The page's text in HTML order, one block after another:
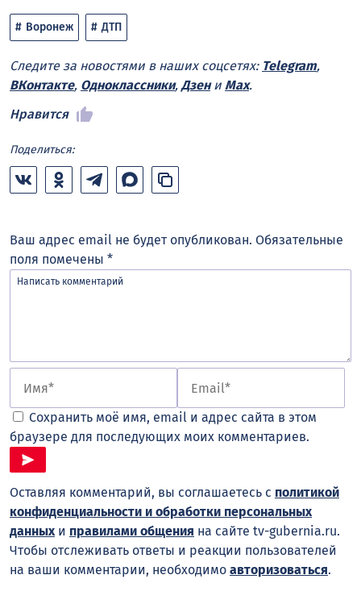
Воронеж ДТП
Следите за новостями в наших соцсетях: Telegram,
ВКонтакте, Одноклассники, Дзени Max.
Нравится
Поделиться:
Ваш адрес email не будет опубликован. Обязательные
поля помечены *
Сохранить моё имя, email и адрес сайта в этом
браузере для последующих моих комментариев.
Оставляя комментарий, вы соглашаетесь с политикой
конфиденциальности и обработки персональных
данныхи правилами общения на сайте tv-gubernia.ru.
Чтобы отслеживать ответы и реакции пользователей
на ваши комментарии, необходимо авторизоваться.